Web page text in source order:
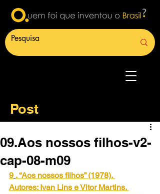
Post
09.Aos nossos filhos-v2-
cap-08-m09
9 . “Aos nossos filhos” (1978).
Autores: Ivan Lins e Vitor Martins.